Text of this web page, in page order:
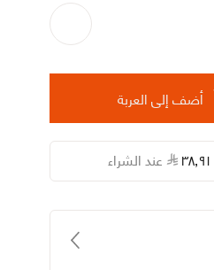
أضف إلى العربة
٣٨٫٩١ عند الشراء